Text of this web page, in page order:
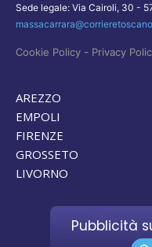
Sede legale: Via Cairoli, 30 -
Cookie Policy - Privacy
AREZZO
EMPOLI
FIRENZE
GROSSETO
LIVORNO
Pubblicità